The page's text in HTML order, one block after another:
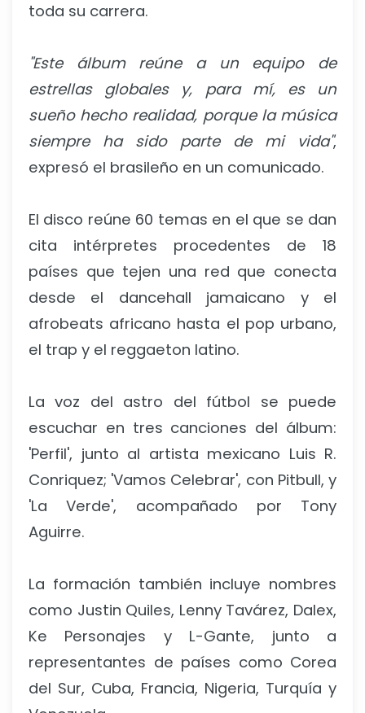
toda su carrera.
"Este álbum reúne a un equipo de
estrellas globales y, para mí, es un
sueño hecho realidad, porque la música
siempre ha sido parte de mi vida",
expresó el brasileño en un comunicado.
El disco reúne 60 temas en el que se dan
cita intérpretes procedentes de 18
países que tejen una red que conecta
desde el dancehall jamaicano y el
afrobeats africano hasta el pop urbano,
el trap y el reggaeton latino.
La voz del astro del fútbol se puede
escuchar en tres canciones del álbum:
'Perfil', junto al artista mexicano Luis R.
Conriquez; 'Vamos Celebrar', con Pitbull, y
'La Verde', acompañado por Tony
Aguirre.
La formación también incluye nombres
como Justin Quiles, Lenny Tavárez, Dalex,
Ke Personajes y L-Gante, junto a
representantes de países como Corea
del Sur, Cuba, Francia, Nigeria, Turquía y